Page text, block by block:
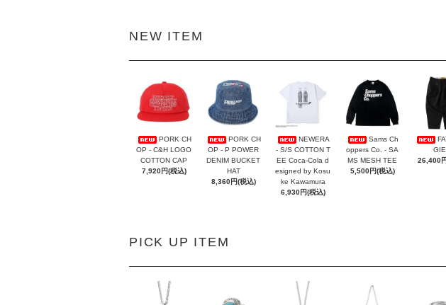
NEW ITEM
PORK CH
OP - C&H LOGO
COTTON CAP
7,920円(税込)
PORK CH
OP - P POWER
DENIM BUCKET
HAT
8,360円(税込)
NEWERA
- S/S COTTON T
EE Coca-Cola d
esigned by Kosu
ke Kawamura
6,930円(税込)
Sams Ch
oppers Co. - SA
MS MESH TEE
5,500円(税込)
26,400
PICK UP ITEM